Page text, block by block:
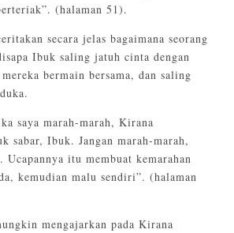
(halaman 51).
secara jelas bagaimana seorang
Ibuk saling jatuh cinta dengan
bermain bersama, dan saling
saya marah-marah, Kirana
sabar, Ibuk. Jangan marah-marah,
Ucapannya itu membuat kemarahan
kemudian malu sendiri”. (halaman
mengajarkan pada Kirana